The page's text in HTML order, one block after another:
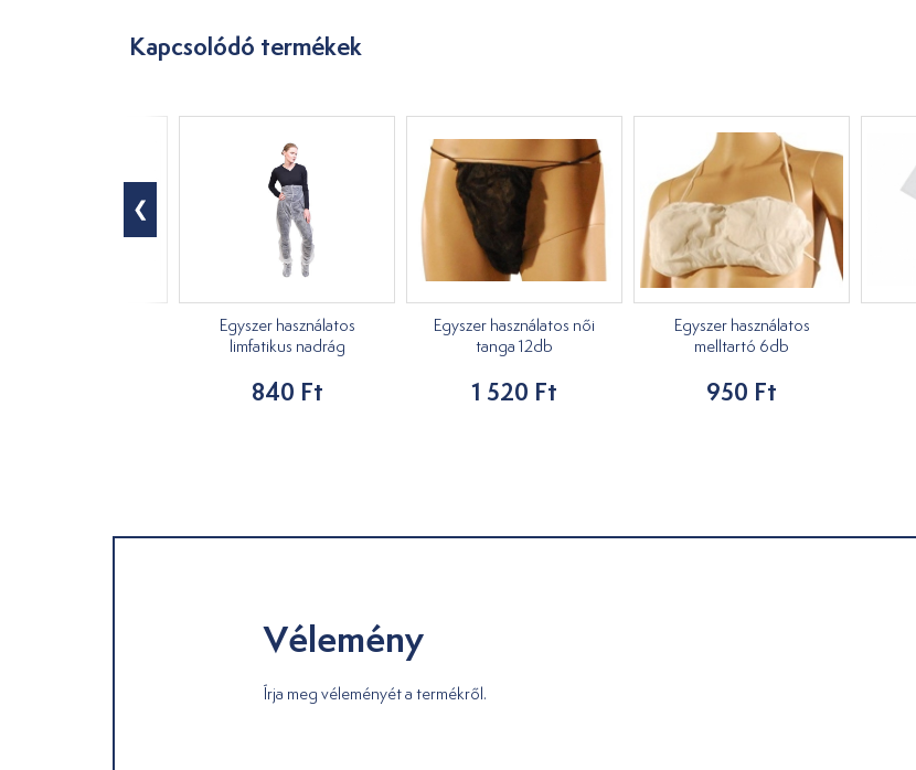
Kapcsolódó termékek
Egyszer használatos
limfatikus nadrág
840 Ft
Egyszer használatos női
tanga 12db
1 520 Ft
Egyszer használatos
melltartó 6db
950 Ft
Vélemény
Írja meg véleményét a termékről.